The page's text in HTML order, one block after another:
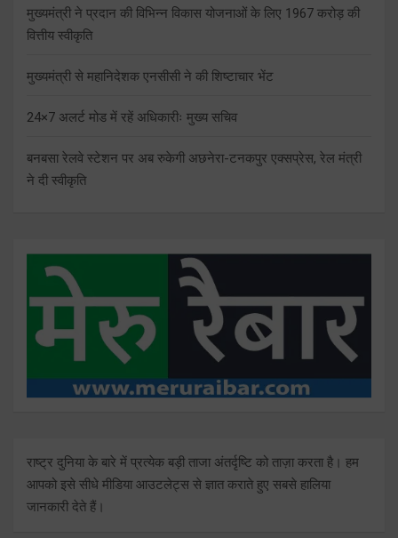
मुख्यमंत्री ने प्रदान की विभिन्न विकास योजनाओं के लिए 1967 करोड़ की
वित्तीय स्वीकृति
मुख्यमंत्री से महानिदेशक एनसीसी ने की शिष्टाचार भेंट
24×7 अलर्ट मोड में रहें अधिकारीः मुख्य सचिव
बनबसा रेलवे स्टेशन पर अब रुकेगी अछनेरा-टनकपुर एक्सप्रेस, रेल मंत्री
ने दी स्वीकृति
राष्ट्र दुनिया के बारे में प्रत्येक बड़ी ताजा अंतर्दृष्टि को ताज़ा करता है। हम
आपको इसे सीधे मीडिया आउटलेट्स से ज्ञात कराते हुए सबसे हालिया
जानकारी देते हैं।